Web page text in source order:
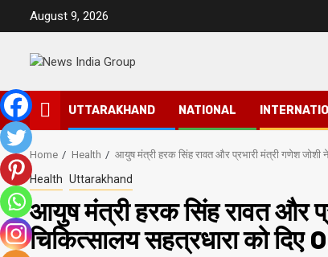
August 9, 2026
UTTARAKHAND NATIONAL
Home Health आयुष मंत्री हरक सिंह रावत और प्रभारी मंत्री गणेश
Health Uttarakhand
आयुष मंत्री हरक सिंह रावत और
चिकित्सालय सहत्रधारा को